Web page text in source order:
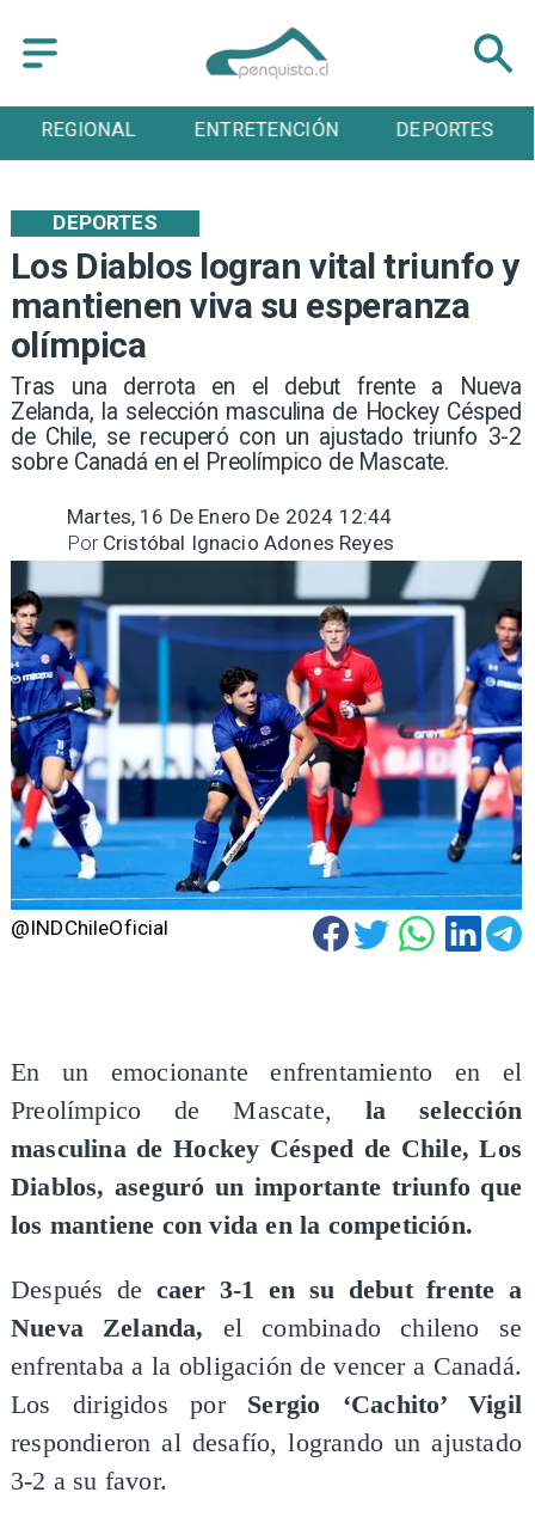
ENTRETENCIÓN DEPORTES CULTURA
Los Diablos logran vital triunfo y
mantienen viva su esperanza
olímpica
​ Tras una derrota en el debut frente a Nueva
Zelanda, la selección masculina de Hockey Césped
de Chile, se recuperó con un ajustado triunfo 3-2
sobre Canadá en el Preolímpico de Mascate.
DEPORTES
Martes, 16 De Enero De 2024 12:44
Cristóbal Ignacio Adones Reyes
Por
@INDChileOficial
​En un emocionante enfrentamiento en el
Preolímpico de Mascate, la selección
masculina de Hockey Césped de Chile, Los
Diablos, aseguró un importante triunfo que
los mantiene con vida en la competición.
Después de caer 3-1 en su debut frente a
Nueva Zelanda, el combinado chileno se
enfrentaba a la obligación de vencer a Canadá.
Los dirigidos por Sergio ‘Cachito’ Vigil
respondieron al desafío, logrando un ajustado
3-2 a su favor.